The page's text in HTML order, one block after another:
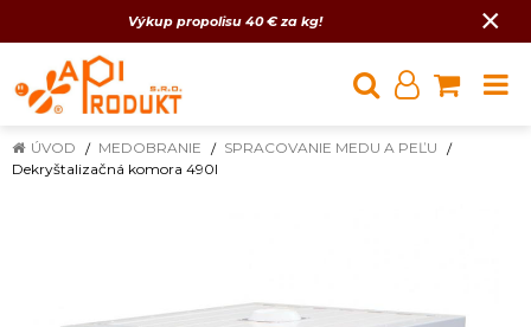
Výkup propolisu 40 € za kg! ×
ÚVOD MEDOBRANIE
SPRACOVANIE MEDU A PEĽU
Dekryštalizačná komora 490l